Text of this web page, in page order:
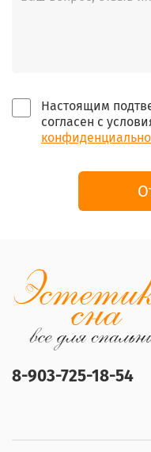
Настоящим
согласен с
8-903-725-18-54